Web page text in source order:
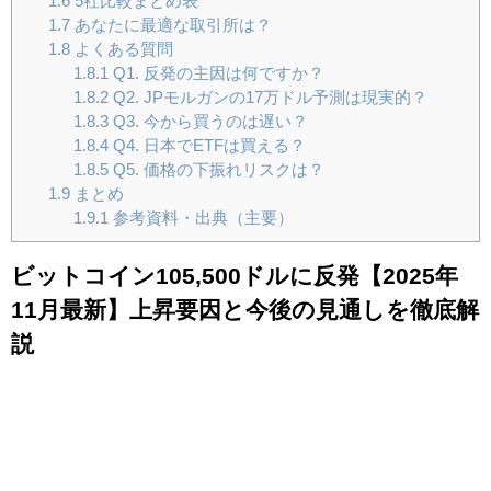
1.7あなたに最適な取引所は？
1.8よくある質問
1.8.1 Q1. 反発の主因は何ですか？
1.8.2Q2. JPモルガンの17万ドル予測は現実的？
1.8.3Q3. 今から買うのは遅い？
1.8.4Q4. 日本でETFは買える？
1.8.5Q5. 価格の下振れリスクは？
1.9まとめ
1.9.1 参考資料・出典（主要）
ビットコイン105,500ドルに反発【2025年
11月最新】上昇要因と今後の見通しを徹底解
説